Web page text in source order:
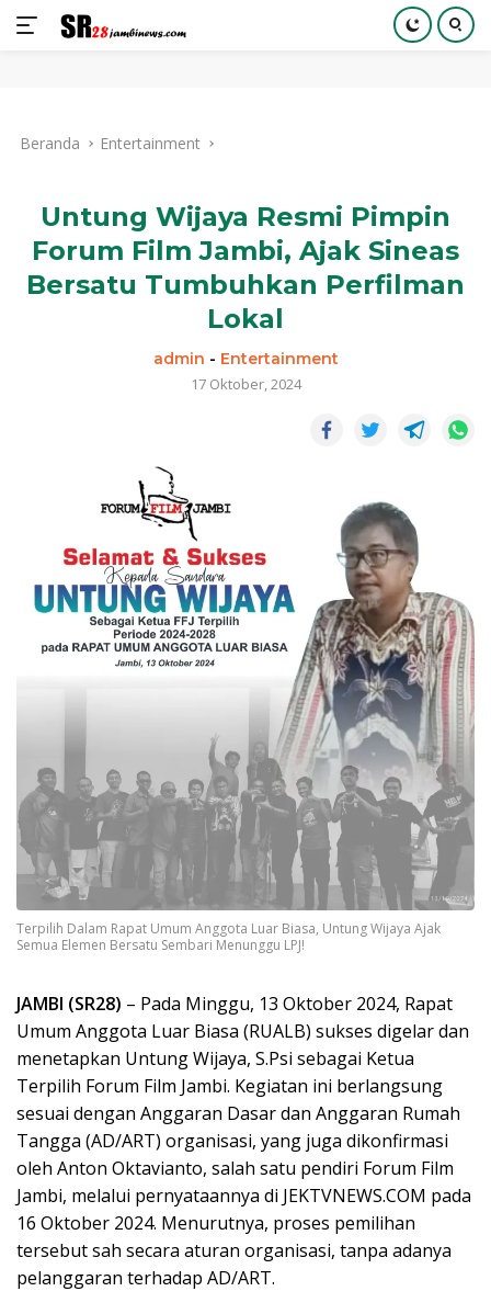
kontenBeranda Entertainment
Untung Wijaya Resmi Pimpin
Forum Film Jambi, Ajak Sineas
Bersatu Tumbuhkan Perfilman
Lokal
admin - Entertainment
17 Oktober, 2024
Terpilih Dalam Rapat Umum Anggota Luar Biasa, Untung Wijaya Ajak
Semua Elemen Bersatu Sembari Menunggu LPJ!
JAMBI (SR28) – Pada Minggu, 13 Oktober 2024, Rapat
Umum Anggota Luar Biasa (RUALB) sukses digelar dan
menetapkan Untung Wijaya, S.Psi sebagai Ketua
Terpilih Forum Film Jambi. Kegiatan ini berlangsung
sesuai dengan Anggaran Dasar dan Anggaran Rumah
Tangga (AD/ART) organisasi, yang juga dikonfirmasi
oleh Anton Oktavianto, salah satu pendiri Forum Film
Jambi, melalui pernyataannya di JEKTVNEWS.COM pada
16 Oktober 2024. Menurutnya, proses pemilihan
tersebut sah secara aturan organisasi, tanpa adanya
pelanggaran terhadap AD/ART.